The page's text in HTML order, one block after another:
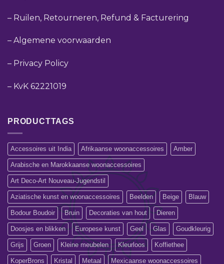
– Ruilen, Retourneren, Refund & Facturering
– Algemene voorwaarden
– Privacy Policy
– KvK 62221019
PRODUCTTAGS
Accessoires uit India Afrikaanse woonaccessoires Amber
Arabische en Marokkaanse woonaccessoires
Art Deco-Art Nouveau-Jugendstil
Aziatische kunst en woonaccessoires Beelden Beige Blauw
Bodour Boudoir Bruin Decoraties van hout Dieren
Doosjes en blikken Europese kunst Geel Glas Goudkleurig
Grijs Groen Kleine meubelen Kleurloos Koffiethee
KoperBrons Kristal Metaal Mexicaanse woonaccessoires